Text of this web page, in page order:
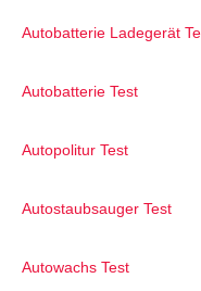
Autobatterie Ladegerät
Autobatterie Test
Autopolitur Test
Autostaubsauger Test
Autowachs Test